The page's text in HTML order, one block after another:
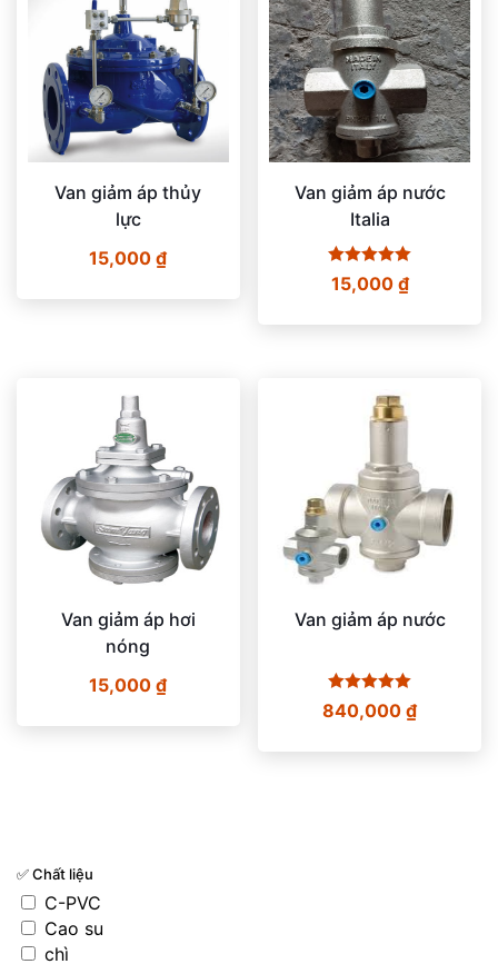
Van giảm áp thủy
lực
15,000₫
Van giảm áp nước
Italia
Được xếp
hạng
5 sao
15,000 ₫
Van giảm áp hơi
nóng
15,000₫
Van giảm áp nước
Được xếp
hạng
5 sao
840,000₫
✅ Chất liệu
C-PVC
Cao su
chì